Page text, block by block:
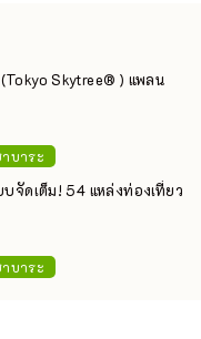
Skytree® ) แพลน
บาระ
จัดเต็ม! 54 แหล่งท่องเที่ยว
บาระ